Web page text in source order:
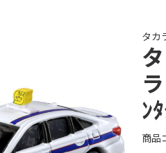
タカ
ﾝ
商品